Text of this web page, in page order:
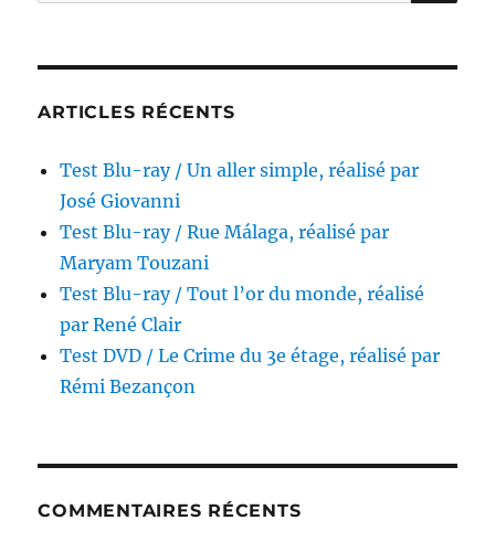
dagli
Bido
ARTICLES RÉCENTS
Test Blu-ray / Un aller simple, réalisé par
José Giovanni
Test Blu-ray / Rue Málaga, réalisé par
Maryam Touzani
Test Blu-ray / Tout l’or du monde, réalisé
par René Clair
Test DVD / Le Crime du 3e étage, réalisé par
Rémi Bezançon
COMMENTAIRES RÉCENTS